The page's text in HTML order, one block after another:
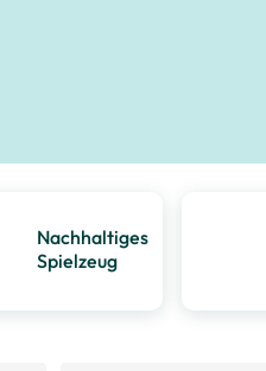
Nachhaltiges
Spielzeug